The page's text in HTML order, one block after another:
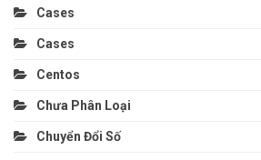
Cases
Cases
Centos
Chưa Phân Loại
Chuyển Đổi Số